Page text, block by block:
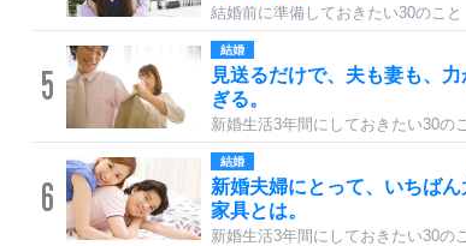
結婚前に準備しておきたい30のこと
5
結婚
見送るだけで、夫も妻も、
ぎる。
新婚生活3年間にしておきたい30の
6
結婚
新婚夫婦にとって、いちばん
家具とは。
新婚生活3年間にしておきたい30の